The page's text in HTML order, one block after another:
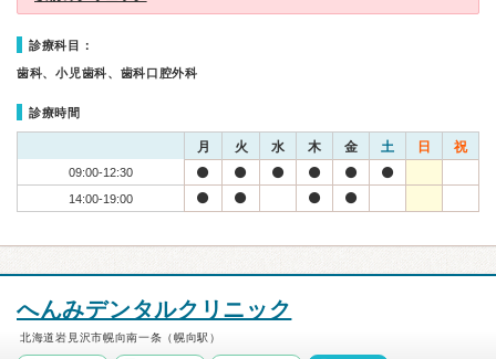
診療科目：
歯科、小児歯科、歯科口腔外科
診療時間
月 火 水 木 金 土 日 祝
09:00-12:30
14:00-19:00
へんみデンタルクリニック
北海道岩見沢市幌向南一条（幌向駅）